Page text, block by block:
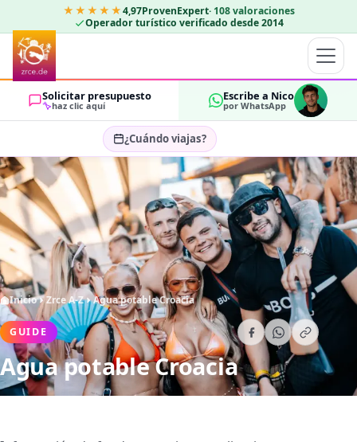
★★★★★4,97ProvenExpert· 108 valoraciones
Operador turístico verificado desde 2014
Solicitar presupuesto
haz clic aquí
Escribe a Nico
por WhatsApp
¿Cuándo viajas?
Seleccionar fechas…
HUÉSPEDES
2 OK
Inicio Zrce A-Z Agua potable Croacia
GUIDE
Agua potable Croacia